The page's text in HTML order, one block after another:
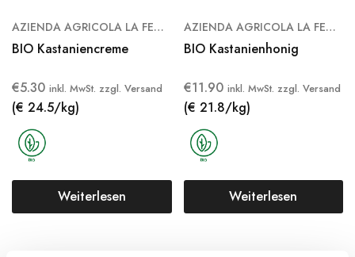
AZIENDA AGRICOLA LA FENICE
BIO Kastaniencreme
€5.30 inkl. MwSt. zzgl. Versand
(€ 24.5/kg)
Weiterlesen
AZIENDA AGRICOLA LA FENICE
BIO Kastanienhonig
€11.90 inkl. MwSt. zzgl. Versand
(€ 21.8/kg)
Weiterlesen